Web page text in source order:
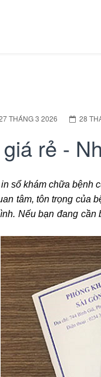
THÁNG 3 2026 28
rẻ -
sổ khám chữa bệnh
tâm, tôn trọng của
Nếu bạn đang